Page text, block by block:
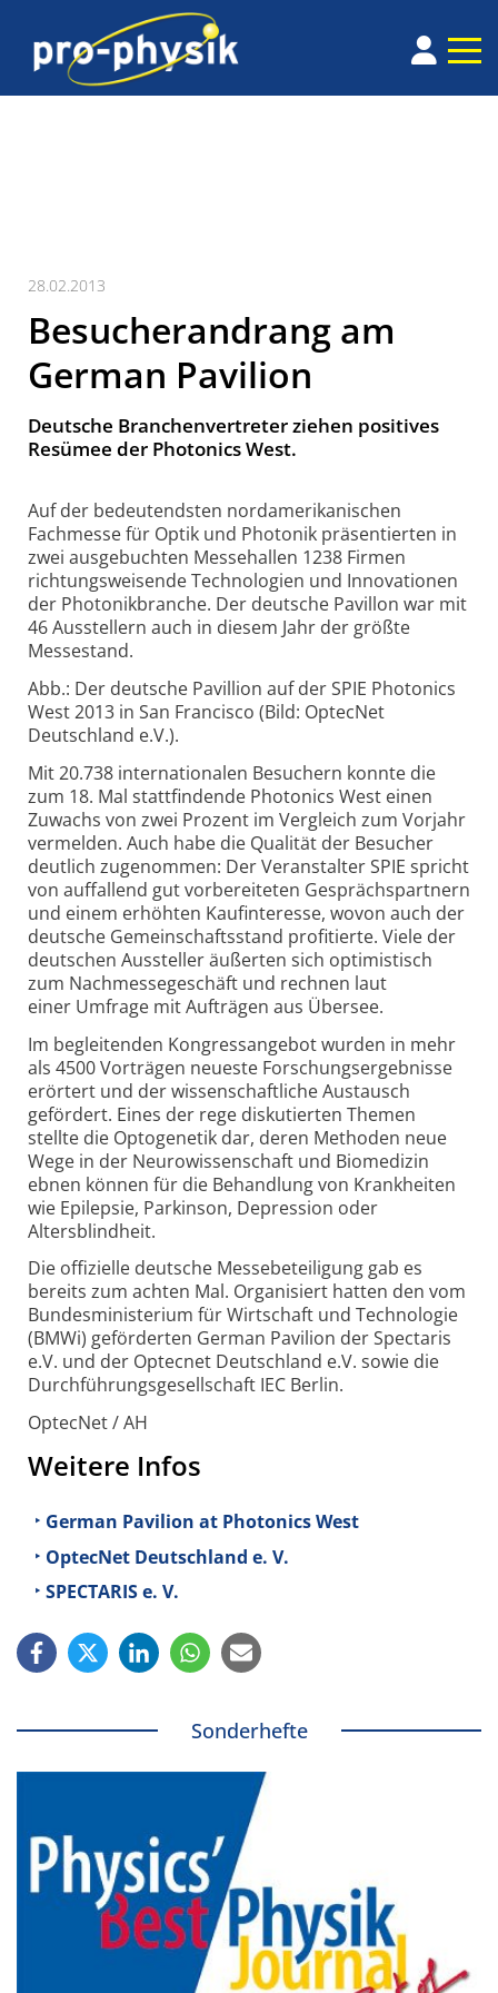
28.02.2013
Besucherandrang am
German Pavilion
Deutsche Branchenvertreter ziehen positives
Resümee der Photonics West.
Auf der bedeutendsten nordamerikanischen
Fachmesse für Optik und Photonik präsentierten in
zwei ausgebuchten Messehallen 1238 Firmen
richtungsweisende Technologien und Innovationen
der Photonikbranche. Der deutsche Pavillon war mit
46 Ausstellern auch in diesem Jahr der größte
Messestand.
Abb.: Der deutsche Pavillion auf der SPIE Photonics
West 2013 in San Francisco (Bild: OptecNet
Deutschland e.V.).
Mit 20.738 internationalen Besuchern konnte die
zum 18. Mal stattfindende Photonics West einen
Zuwachs von zwei Prozent im Vergleich zum Vorjahr
vermelden. Auch habe die Qualität der Besucher
deutlich zugenommen: Der Veranstalter SPIE spricht
von auffallend gut vorbereiteten Gesprächspartnern
und einem erhöhten Kaufinteresse, wovon auch der
deutsche Gemeinschaftsstand profitierte. Viele der
deutschen Aussteller äußerten sich optimistisch
zum Nachmessegeschäft und rechnen laut
einer Umfrage mit Aufträgen aus Übersee.
Im begleitenden Kongressangebot wurden in mehr
als 4500 Vorträgen neueste Forschungsergebnisse
erörtert und der wissenschaftliche Austausch
gefördert. Eines der rege diskutierten Themen
stellte die Optogenetik dar, deren Methoden neue
Wege in der Neurowissenschaft und Biomedizin
ebnen können für die Behandlung von Krankheiten
wie Epilepsie, Parkinson, Depression oder
Altersblindheit.
Die offizielle deutsche Messebeteiligung gab es
bereits zum achten Mal. Organisiert hatten den vom
Bundesministerium für Wirtschaft und Technologie
(BMWi) geförderten German Pavilion der Spectaris
e.V. und der Optecnet Deutschland e.V. sowie die
Durchführungsgesellschaft IEC Berlin.
OptecNet / AH
Weitere Infos
German Pavilion at Photonics West
OptecNet Deutschland e. V.
SPECTARIS e. V.
Sonderhefte